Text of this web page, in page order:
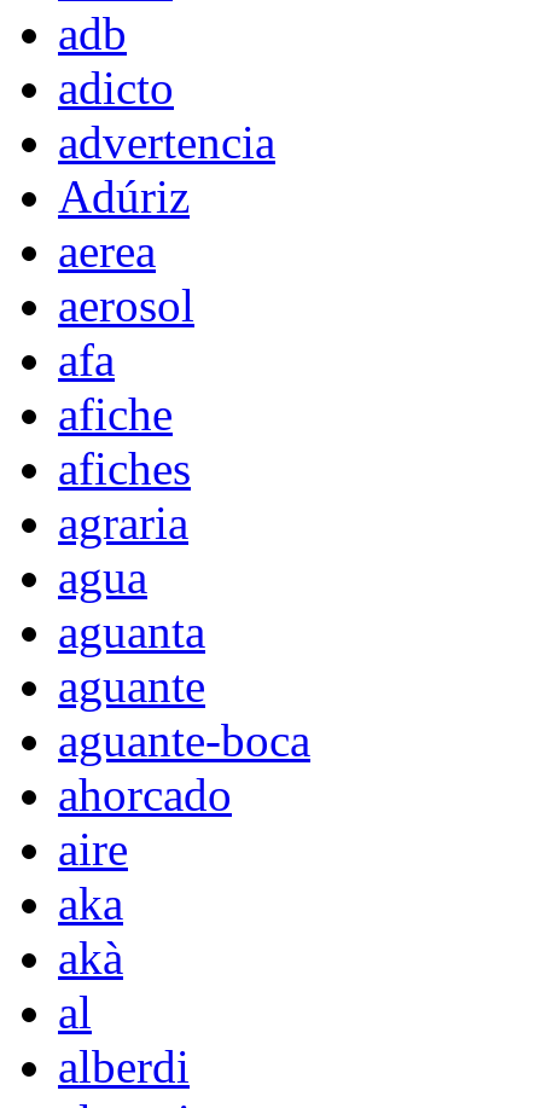
adb
adicto
advertencia
Adúriz
aerea
aerosol
afa
afiche
afiches
agraria
agua
aguanta
aguante
aguante-boca
ahorcado
aire
aka
akà
al
alberdi